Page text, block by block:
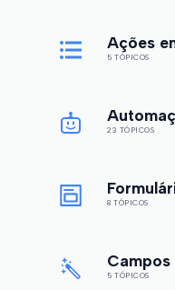
Ações
5 TÓPICOS
23 TÓPICOS
8 TÓPICOS
Campos
5 TÓPICOS